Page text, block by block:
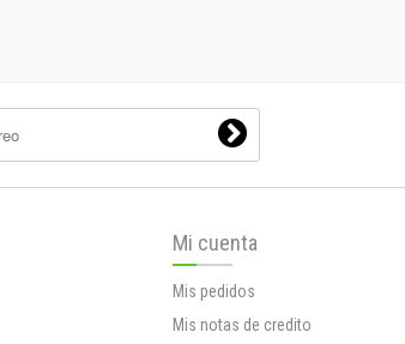
Mi cuenta
Mis pedidos
Mis notas de credito